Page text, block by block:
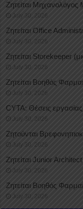
Ζητείται Μηχανολόγος
July 30, 2026
Ζητείται Office
July 30, 2026
Ζητείται Storekeeper
July 30, 2026
Ζητείται Βοηθός
July 30, 2026
CYTA: Θέσεις εργασίας
July 30, 2026
Ζητούνται
July 30, 2026
Ζητείται Junior Architect
July 30, 2026
Ζητείται Βοηθός
July 30, 2026